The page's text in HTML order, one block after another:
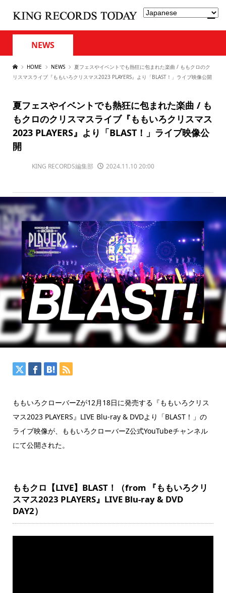
NEWS
HOME NEWS
夏フェスやイベントでも熱狂に包まれた楽曲 / ももクロのク
リスマスライブ『ももいろクリスマス2023 PLAYERS』より「BLAST！」ライブ映像公開
夏フェスやイベントでも熱狂に包まれた楽曲 / も
もクロのクリスマスライブ『ももいろクリスマス
2023 PLAYERS』より「BLAST！」ライブ映像公
開
KING RECORDS編集部 2024.11.10 20:00
ももいろクローバーZが12月18日に発売する『ももいろクリス
マス2023 PLAYERS』LIVE Blu-ray & DVDより「BLAST！」の
ライブ映像が、ももいろクローバーZ公式YouTubeチャンネル
にて公開された。
ももクロ【LIVE】BLAST！（from 『ももいろクリ
スマス2023 PLAYERS』LIVE Blu-ray & DVD
DAY2）